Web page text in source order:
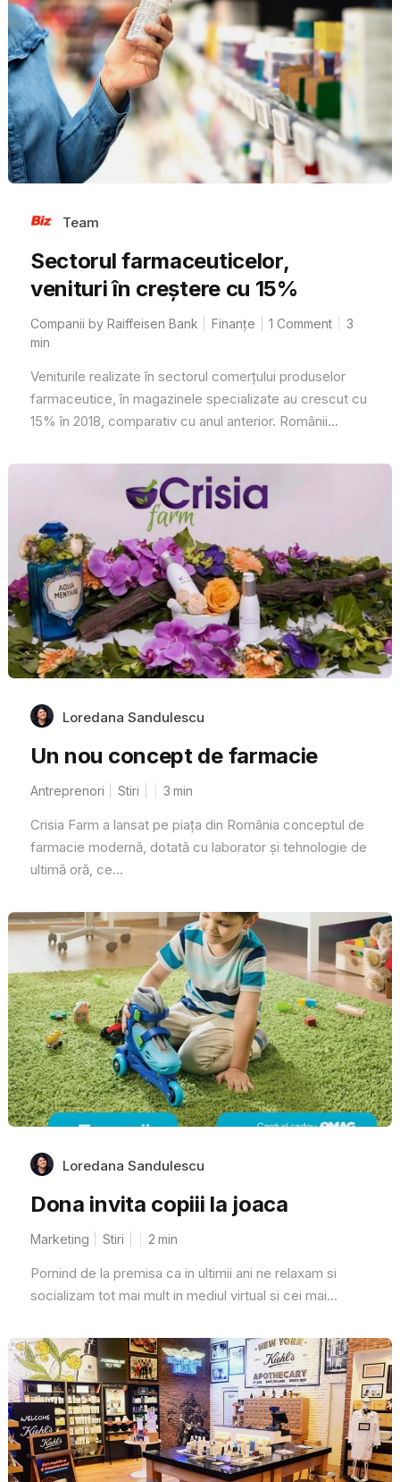
Team
Sectorul farmaceuticelor,
venituri în creștere cu 15%
Companii by Raiffeisen Bank Finanțe 1 Comment
3
min
Veniturile realizate în sectorul comerțului produselor
farmaceutice, în magazinele specializate au crescut cu
15% în 2018, comparativ cu anul anterior. Românii...
Loredana Sandulescu
Un nou concept de farmacie
Antreprenori Stiri 3 min
Crisia Farm a lansat pe piața din România conceptul de
farmacie modernă, dotată cu laborator și tehnologie de
ultimă oră, ce...
Loredana Sandulescu
Dona invita copiii la joaca
Marketing Stiri 2 min
Pornind de la premisa ca in ultimii ani ne relaxam si
socializam tot mai mult in mediul virtual si cei mai...